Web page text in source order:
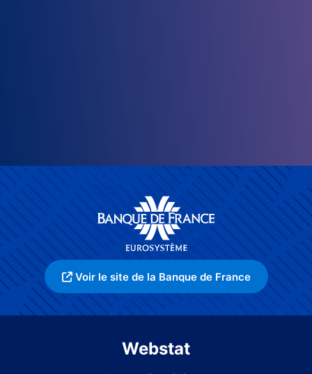
Voir le site de la Banque de France
Webstat